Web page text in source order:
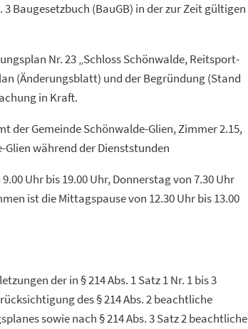
Baugesetzbuch (BauGB) in der zur Zeit gültigen
Nr. 23 „Schloss Schönwalde, Reitsport-
(Änderungsblatt) und der Begründung (Stand
in Kraft.
der Gemeinde Schönwalde-Glien, Zimmer 2.15,
Glien während der Dienststunden
Uhr bis 19.00 Uhr, Donnerstag von 7.30 Uhr
ist die Mittagspause von 12.30 Uhr bis 13.00
der in § 214 Abs. 1 Satz 1 Nr. 1 bis 3
des § 214 Abs. 2 beachtliche
sowie nach § 214 Abs. 3 Satz 2 beachtliche